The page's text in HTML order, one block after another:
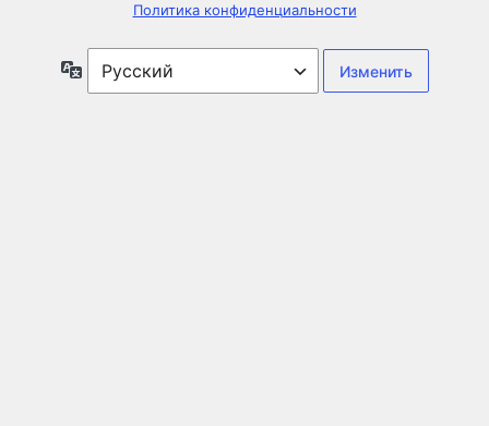
Политика конфиденциальности
Язык